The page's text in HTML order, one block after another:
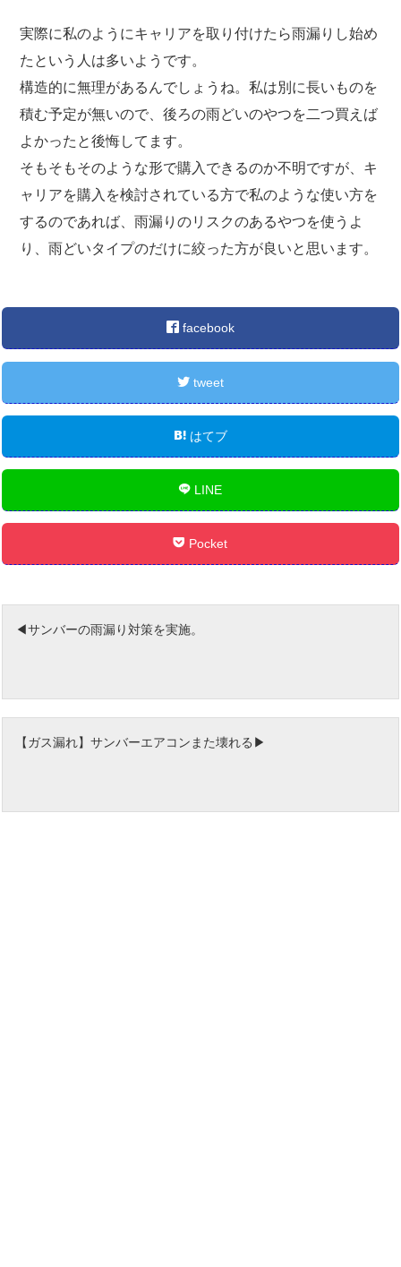
実際に私のようにキャリアを取り付けたら雨漏りし始め
たという人は多いようです。
構造的に無理があるんでしょうね。私は別に長いものを
積む予定が無いので、後ろの雨どいのやつを二つ買えば
よかったと後悔してます。
そもそもそのような形で購入できるのか不明ですが、キ
ャリアを購入を検討されている方で私のような使い方を
するのであれば、雨漏りのリスクのあるやつを使うよ
り、雨どいタイプのだけに絞った方が良いと思います。
facebook
tweet
はてブ
LINE
Pocket
サンバーの雨漏り対策を実施。
【ガス漏れ】サンバーエアコンまた壊れる